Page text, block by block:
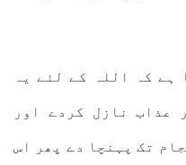
ہے کہ اللہ کے لئے یہ
عذاب نازل کردے اور
تک پہنچا دے پھر اس